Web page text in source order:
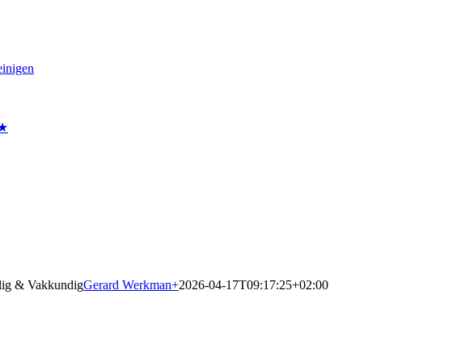
& VakkundigGerard Werkman+2026-04-17T09:17:25+02:00